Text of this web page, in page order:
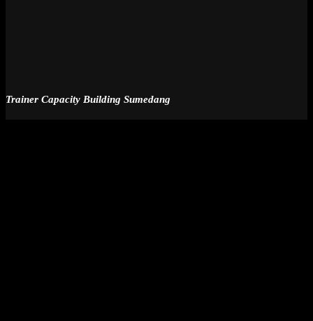
Trainer Capacity Building Sumedang